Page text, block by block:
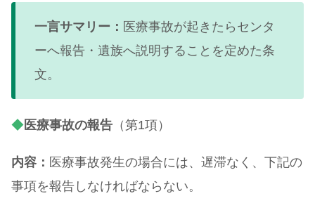
一言サマリー： 医療事故が起きたらセンタ
ーへ報告・遺族へ説明することを定めた条
文。
◆医療事故の報告 （第1項）
内容： 医療事故発生の場合には、遅滞なく、下記の
事項を報告しなければならない。